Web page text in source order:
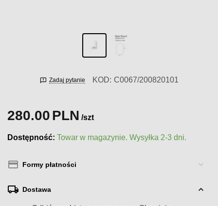
Zadaj pytanie KOD: C0067/200820101
280.00PLN /szt
Dostępność: Towar w magazynie. Wysyłka 2-3 dni.
Formy płatności
Dostawa